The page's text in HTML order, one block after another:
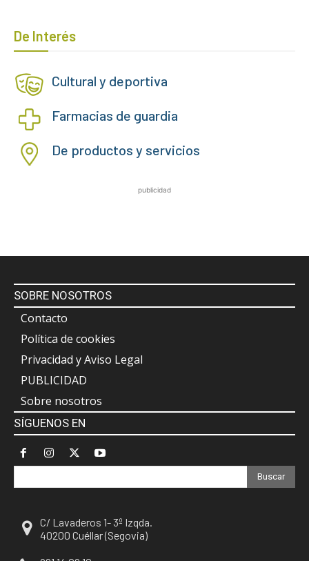
De Interés
Cultural y deportiva
Farmacias de guardia
De productos y servicios
publicidad
SOBRE NOSOTROS
Contacto
Política de cookies
Privacidad y Aviso Legal
PUBLICIDAD
Sobre nosotros
SÍGUENOS EN
Buscar
C/ Lavaderos 1- 3º Izqda.
40200 Cuéllar (Segovia)